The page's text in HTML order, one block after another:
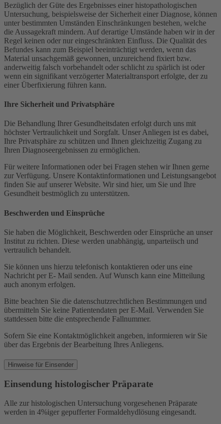
Bezüglich der Güte des Ergebnisses einer histopathologischen
Untersuchung, beispielsweise der Sicherheit einer Diagnose, können
unter bestimmten Umständen Einschränkungen bestehen, welche
die Aussagekraft mindern. Auf derartige Umstände haben wir in der
Regel keinen oder nur eingeschränkten Einfluss. Die Qualität des
Befundes kann zum Beispiel beeinträchtigt werden, wenn das
Material unsachgemäß gewonnen, unzureichend fixiert bzw.
anderweitig falsch vorbehandelt oder schlicht zu spärlich ist oder
wenn ein signifikant verzögerter Materialtransport erfolgte, der zu
einer Überfixierung führen kann.
Ihre Sicherheit und Privatsphäre
Die Behandlung Ihrer Gesundheitsdaten erfolgt durch uns mit
höchster Vertraulichkeit und Sorgfalt. Unser Anliegen ist es dabei,
Ihre Privatsphäre zu schützen und Ihnen gleichzeitig Zugang zu
Ihren Diagnoseergebnissen zu ermöglichen.
Für weitere Informationen oder bei Fragen stehen wir Ihnen gerne
zur Verfügung. Unsere Kontaktinformationen und Leistungsangebot
finden Sie auf unserer Website. Wir sind hier, um Sie und Ihre
Gesundheit bestmöglich zu unterstützen.
Beschwerden und Einsprüche
Sie haben die Möglichkeit, Beschwerden oder Einsprüche an unser
Institut zu richten. Diese werden unabhängig, unparteiisch und
vertraulich behandelt.
Sie können uns hierzu telefonisch kontaktieren oder uns eine
Nachricht per E- Mail senden. Auf Wunsch kann eine Mitteilung
auch anonym erfolgen.
Bitte beachten Sie die datenschutzrechtlichen Bestimmungen und
übermitteln Sie keine Patientendaten per E-Mail. Verwenden Sie
stattdessen bitte die entsprechende Fallnummer.
Sofern Sie eine Kontaktmöglichkeit angeben, informieren wir Sie
über das Ergebnis der Bearbeitung Ihres Anliegens.
Hinweise für Einsender
Einsendung histologischer Präparate
Alle zur histologischen Untersuchung vorgesehenen Präparate
werden in 4%iger gepufferter Formaldehydlösung eingesandt.